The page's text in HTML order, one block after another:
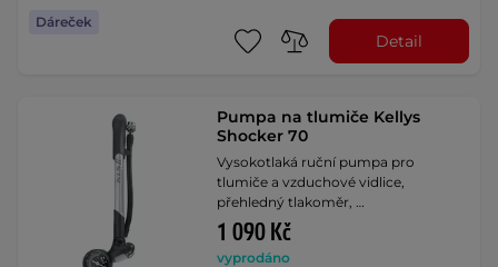
Dáreček
Detail
Pumpa na tlumiče Kellys
Shocker 70
Vysokotlaká ruční pumpa pro
tlumiče a vzduchové vidlice,
přehledný tlakoměr, …
1 090 Kč
vyprodáno